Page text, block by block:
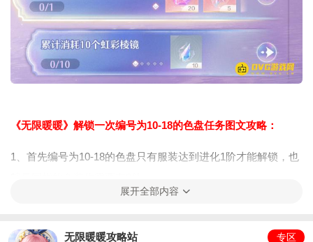
《无限暖暖》解锁一次编号为10-18的色盘任务图文攻略：
1、首先编号为10-18的色盘只有服装达到进化1阶才能解锁，也
展开全部内容
无限暖暖攻略站 专区